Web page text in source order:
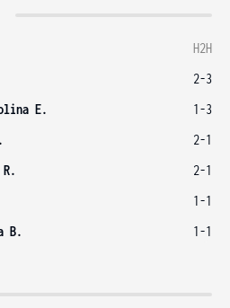
H2H
2-3
E.
1-3
2-1
2-1
1-1
B. 1-1